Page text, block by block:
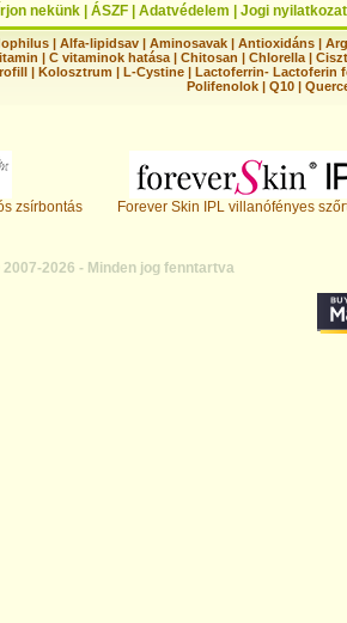
Írjon nekünk ÁSZF Adatvédelem Jogi nyilatkozat
|Alfa-lipidsav |Aminosavak |Antioxidáns |
| C vitaminok hatása | Chitosan | Chlorella |
| Kolosztrum | L-Cystine | Lactoferrin- Lactoferin
Polifenolok |Q10 |
zsírbontás Forever Skin IPL villanófényes
2026 - Minden jog fenntartva